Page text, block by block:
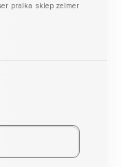
pralka sklep zelmer